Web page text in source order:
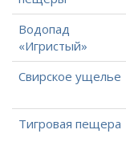
Водопад
«Игристый»
Свирское ущелье
Тигровая пещера